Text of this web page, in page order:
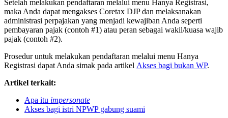
Setelah melakukan pendaftaran melalui menu Hanya Registrasi,
maka Anda dapat mengakses Coretax DJP dan melaksanakan
administrasi perpajakan yang menjadi kewajiban Anda seperti
pembayaran pajak (contoh #1) atau peran sebagai wakil/kuasa wajib
pajak (contoh #2).
Prosedur untuk melakukan pendaftaran melalui menu Hanya
Registrasi dapat Anda simak pada artikel Akses bagi bukan WP.
Artikel terkait:
Apa itu impersonate
Akses bagi istri NPWP gabung suami